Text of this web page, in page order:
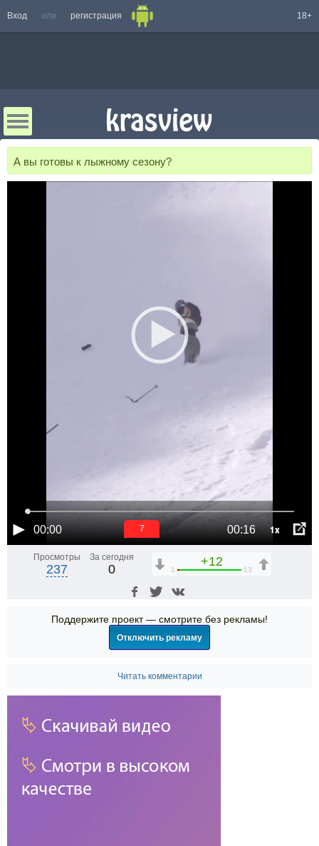
Вход или регистрация 18+
А вы готовы к лыжному сезону?
00:00 00:16 1x
6
Просмотры
237
За сегодня
0
+12
1 13
Поддержите проект — смотрите без рекламы!
Отключить рекламу
Читать комментарии